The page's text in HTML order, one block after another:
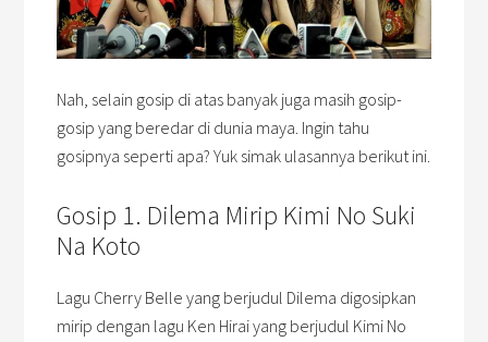
Nah, selain gosip di atas banyak juga masih gosip-
gosip yang beredar di dunia maya. Ingin tahu
gosipnya seperti apa? Yuk simak ulasannya berikut ini.
Gosip 1. Dilema Mirip Kimi No Suki
Na Koto
Lagu Cherry Belle yang berjudul Dilema digosipkan
mirip dengan lagu Ken Hirai yang berjudul Kimi No